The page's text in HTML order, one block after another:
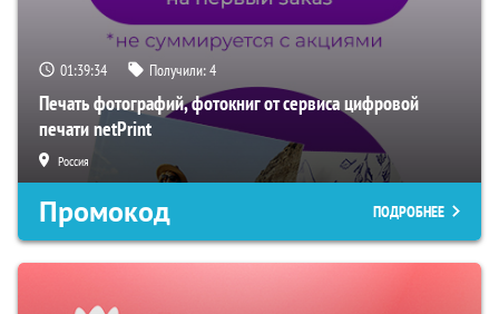
01:39:33 Получили:4
Печать фотографий, фотокниг от сервиса цифровой
печати netPrint
Россия
Промокод ПОДРОБНЕЕ